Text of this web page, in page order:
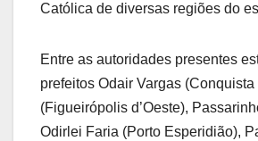
Católica de diversas regiões do
Entre as autoridades presentes
prefeitos Odair Vargas (Conquista
(Figueirópolis d’Oeste),
Odirlei Faria (Porto Esperidião),